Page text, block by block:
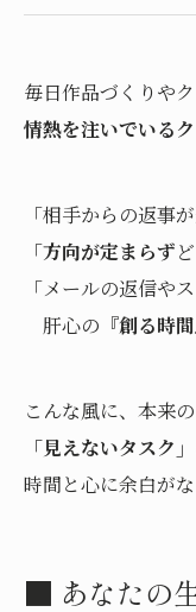
毎日作品づくりや
情熱を注いでいる
「相手からの返事
「方向が定まらず
「メールの返信や
肝心の 『創る時
こんな風に、本来
「見えないタスク
時間と心に余白が
■ あなたの